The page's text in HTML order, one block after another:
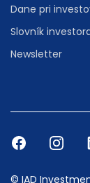
Dane pri
Slovník
Newsletter
© IAD